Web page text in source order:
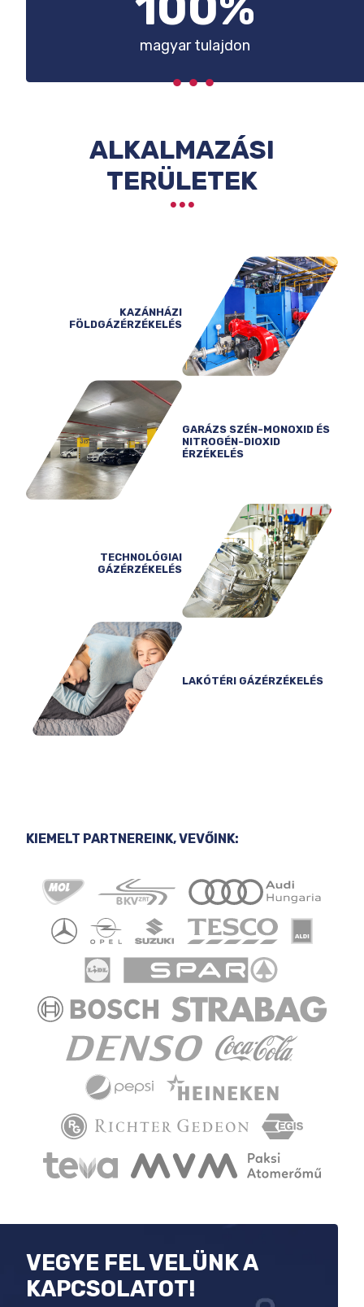
magyar tulajdon
ALKALMAZÁSI
TERÜLETEK
KAZÁNHÁZI
FÖLDGÁZÉRZÉKELÉS
GARÁZS SZÉN-MONOXID ÉS
NITROGÉN-DIOXID
ÉRZÉKELÉS
TECHNOLÓGIAI
GÁZÉRZÉKELÉS
LAKÓTÉRI GÁZÉRZÉKELÉS
KIEMELT PARTNEREINK, VEVŐINK:
VEGYE FEL VELÜNK A
KAPCSOLATOT!